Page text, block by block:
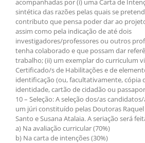
acompanhadas por (i) uma Carta de
sintética das razões pelas quais se
contributo que pensa poder dar ao
assim como pela indicação de até dois
investigadores/professores ou outros
tenha colaborado e que possam dar
trabalho; (ii) um exemplar do curriculum
Certificado/s de Habilitações e de
identificação (ou, facultativamente, cópia
identidade, cartão de cidadão ou
10 – Seleção: A seleção dos/as
um júri constituído pelas Doutoras Raquel
Santo e Susana Atalaia. A seriação será
a) Na avaliação curricular (70%)
b) Na carta de intenções (30%)